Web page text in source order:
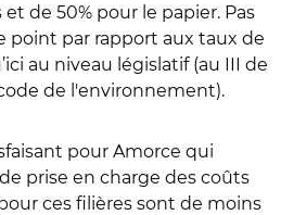
de 50% pour le papier. Pas
point par rapport aux taux de
au niveau législatif (au III de
code de l'environnement).
pour Amorce qui
prise en charge des coûts
ces filières sont de moins